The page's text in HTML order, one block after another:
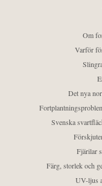
Om
Varför
Det nya
Svenska
Fjärilar
Färg, storlek och
UV-ljus